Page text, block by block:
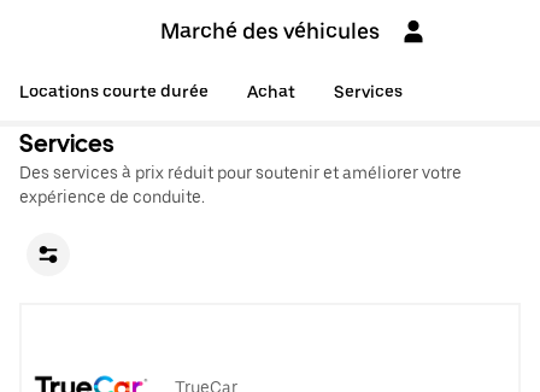
Marché des véhicules
Locations courte durée Achat Services
Services
Des services à prix réduit pour soutenir et améliorer votre
expérience de conduite.
TrueCar